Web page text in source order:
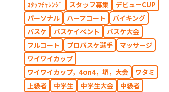
ｽﾀｯﾌﾁｬﾚﾝｼﾞ
スタッフ募集
デビューCUP
パーソナル
ハーフコート
バイキング
バスケ
バスケイベント
バスケ大会
フルコート
プロバスケ選手
マッサージ
ワイワイカップ
ワイワイカップ，4on4，堺，大会
ワタミ
上級者
中学生 中学生大会
中級者